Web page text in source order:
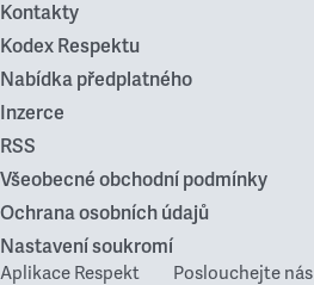
Kontakty
Kodex Respektu
Nabídka předplatného
Inzerce
RSS
Všeobecné obchodní podmínky
Ochrana osobních údajů
Nastavení soukromí
Aplikace Respekt Poslouchejte nás